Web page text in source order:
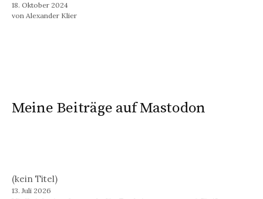
18. Oktober 2024
von Alexander Klier
Meine Beiträge auf Mastodon
(kein Titel)
13. Juli 2026